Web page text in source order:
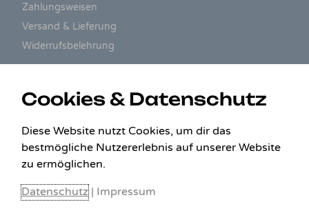
Zahlungsweisen
Versand & Lieferung
Widerrufsbelehrung
Cookies & Datenschutz
Diese Website nutzt Cookies, um dir das
bestmögliche Nutzererlebnis auf unserer Website
zu ermöglichen.
Datenschutz | Impressum